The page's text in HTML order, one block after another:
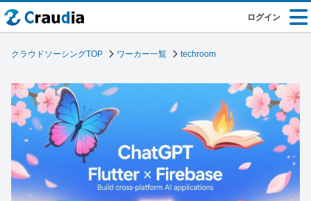
ログイン
クラウドソーシングTOP ワーカー一覧 techroom